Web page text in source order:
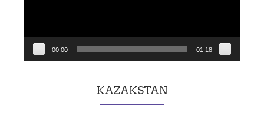
00:00 01:18
KAZAKSTAN